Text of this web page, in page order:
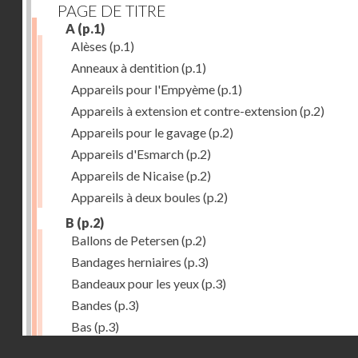
PAGE DE TITRE
A (p.1)
Alèses (p.1)
Anneaux à dentition(p.1)
Appareils pour l'Empyème(p.1)
Appareils à extension et contre-extension(p.2)
Appareils pour le gavage(p.2)
Appareils d'Esmarch(p.2)
Appareils de Nicaise(p.2)
Appareils à deux boules (p.2)
B (p.2)
Ballons de Petersen(p.2)
Bandages herniaires (p.3)
Bandeaux pour les yeux(p.3)
Bandes (p.3)
Bas (p.3)